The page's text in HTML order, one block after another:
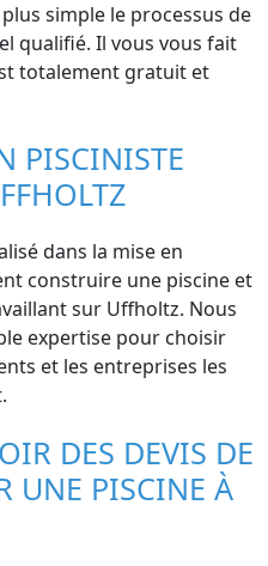
simple le processus de
qualifié. Il vous vous fait
totalement gratuit et
PISCINISTE
dans la mise en
construire une piscine et
sur Uffholtz. Nous
expertise pour choisir
et les entreprises les
DES DEVIS DE
UNE PISCINE À